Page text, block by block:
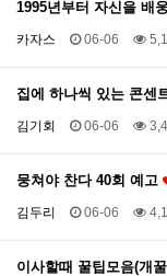
1995년부터 자신을 배
카자스 06-06
집에 하나씩 있는 콘센
김기회 06-06
뭉쳐야 찬다 40회 예고
김두리 06-06
이사할때 꿀팁모음(개